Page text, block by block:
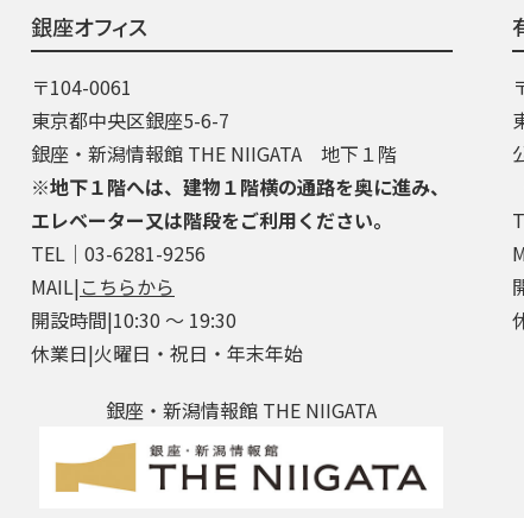
銀座オフィス
〒104-0061
東京都中央区銀座5-6-7
銀座・新潟情報館 THE NIIGATA 地下１階
※地下１階へは、建物１階横の通路を奥に進み、
エレベーター又は階段をご利用ください。
TEL│03-6281-9256
MAIL|こちらから
開設時間|10:30 ～ 19:30
休業日|火曜日・祝日・年末年始
銀座・新潟情報館 THE NIIGATA